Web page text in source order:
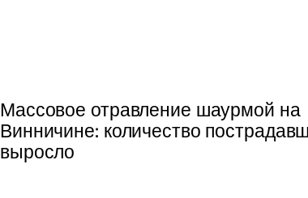
Массовое отравление шаурмой на
Винничине: количество
выросло